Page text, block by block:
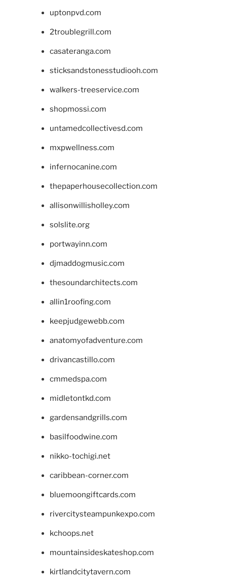
uptonpvd.com
2troublegrill.com
casateranga.com
sticksandstonesstudiooh.com
walkers-treeservice.com
shopmossi.com
untamedcollectivesd.com
mxpwellness.com
infernocanine.com
thepaperhousecollection.com
allisonwillisholley.com
solslite.org
portwayinn.com
djmaddogmusic.com
thesoundarchitects.com
allin1roofing.com
keepjudgewebb.com
anatomyofadventure.com
drivancastillo.com
cmmedspa.com
midletontkd.com
gardensandgrills.com
basilfoodwine.com
nikko-tochigi.net
caribbean-corner.com
bluemoongiftcards.com
rivercitysteampunkexpo.com
kchoops.net
mountainsideskateshop.com
kirtlandcitytavern.com